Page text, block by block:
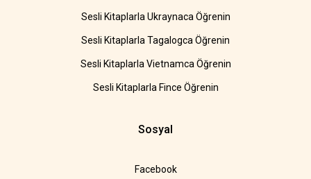
Sesli Kitaplarla Ukraynaca Öğrenin
Sesli Kitaplarla Tagalogca Öğrenin
Sesli Kitaplarla Vietnamca Öğrenin
Sesli Kitaplarla Fince Öğrenin
Sosyal
Facebook